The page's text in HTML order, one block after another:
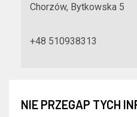
Chorzów, Bytkowska 5
+48 510938313
NIE PRZEGAP TYCH